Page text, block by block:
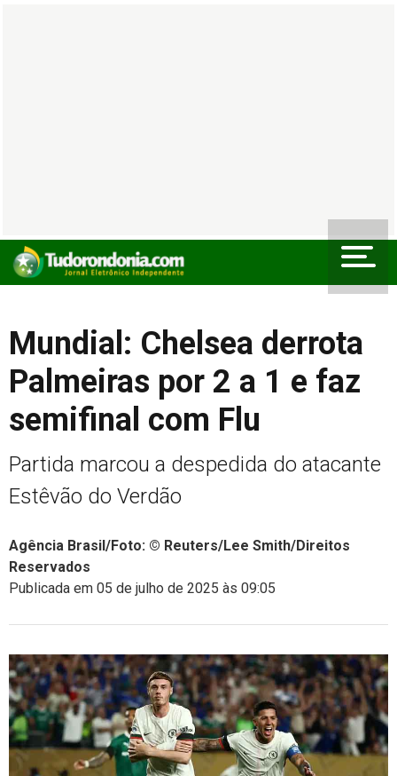
Mundial: Chelsea derrota
Palmeiras por 2 a 1 e faz
semifinal com Flu
Partida marcou a despedida do atacante
Estêvão do Verdão
Agência Brasil/Foto: © Reuters/Lee Smith/Direitos
Reservados
Publicada em 05 de julho de 2025 às 09:05